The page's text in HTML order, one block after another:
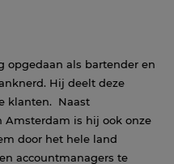
opgedaan als bartender en
Hij deelt deze
klanten. Naast
Amsterdam is hij ook onze
door het hele land
accountmanagers te